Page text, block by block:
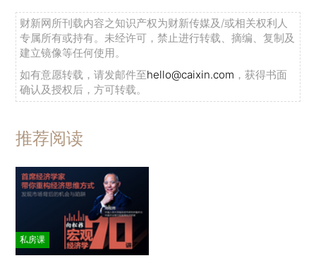
财新网所刊载内容之知识产权为财新传媒及/或相关权利人
专属所有或持有。未经许可，禁止进行转载、摘编、复制及
建立镜像等任何使用。
如有意愿转载，请发邮件至hello@caixin.com ，获得书面
确认及授权后，方可转载。
推荐阅读
私房课